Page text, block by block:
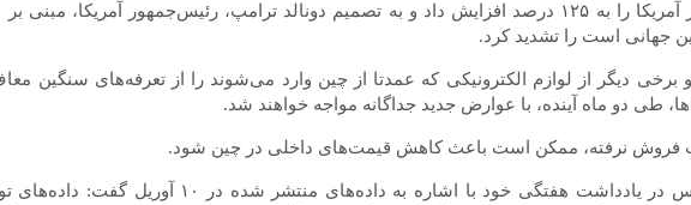
پکن، روز جمعه، تعرفه‌ها روی کالا‌های وارداتی از آمریکا را به ۱۲۵ درصد افزایش داد و به تصمیم
جهانی است را تشدید کرد.
دیگر از لوازم الکترونیکی که عمدتا از چین وارد می‌شوند را از تعرفه‌های سنگین معاف
طی دو ماه آینده، با عوارض جدید جداگانه مواجه خواهند شد.
فروش نرفته، ممکن است باعث کاهش قیمت‌های داخلی در چین شود.
بر اساس گزارش رویترز، شرکت مودیز آنالیتیکس